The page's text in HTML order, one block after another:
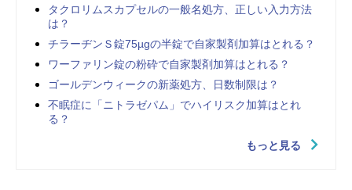
タクロリムスカプセルの一般名処方、正しい入力方法
は？
チラーヂンＳ錠75µgの半錠で自家製剤加算はとれる？
ワーファリン錠の粉砕で自家製剤加算はとれる？
ゴールデンウィークの新薬処方、日数制限は？
不眠症に「ニトラゼパム」でハイリスク加算はとれ
る？
もっと見る